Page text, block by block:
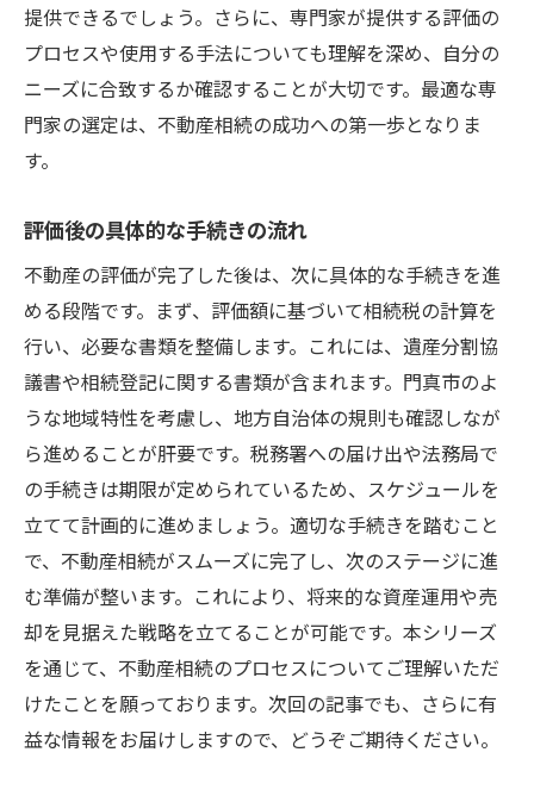
提供できるでしょう。さらに、専門家が提供する評価の
プロセスや使用する手法についても理解を深め、自分の
ニーズに合致するか確認することが大切です。最適な専
門家の選定は、不動産相続の成功への第一歩となりま
す。
評価後の具体的な手続きの流れ
不動産の評価が完了した後は、次に具体的な手続きを進
める段階です。まず、評価額に基づいて相続税の計算を
行い、必要な書類を整備します。これには、遺産分割協
議書や相続登記に関する書類が含まれます。門真市のよ
うな地域特性を考慮し、地方自治体の規則も確認しなが
ら進めることが肝要です。税務署への届け出や法務局で
の手続きは期限が定められているため、スケジュールを
立てて計画的に進めましょう。適切な手続きを踏むこと
で、不動産相続がスムーズに完了し、次のステージに進
む準備が整います。これにより、将来的な資産運用や売
却を見据えた戦略を立てることが可能です。本シリーズ
を通じて、不動産相続のプロセスについてご理解いただ
けたことを願っております。次回の記事でも、さらに有
益な情報をお届けしますので、どうぞご期待ください。